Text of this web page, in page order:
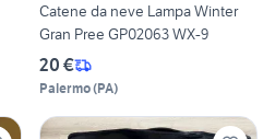
Catene da neve Lampa Winter
Gran Pree GP02063 WX-9
20 €
Palermo(PA)